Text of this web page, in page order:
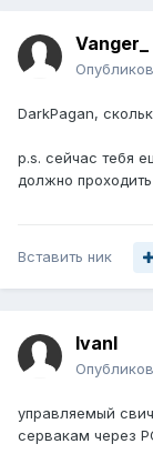
Vanger_
DarkPagan,
p.s. сейчас тебя
должно
Вставить ник
IvanI
управляемый
сервакам через